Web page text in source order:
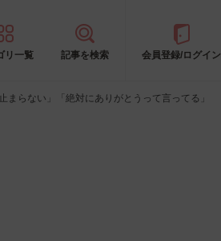
リ一覧 記事を検索 会員登録/ログイン
らない」「絶対にありがとうって言ってる」